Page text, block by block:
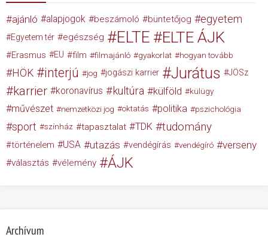
ajánló alapjogok beszámoló büntetőjog egyetem
Egyetem tér egészség ELTE ELTE ÁJK
Erasmus EU film filmajánló gyakorlat hogyan tovább
HÖK interjú jog jogászi karrier Jurátus JÖSz
karrier koronavírus kultúra külföld külügy
művészet nemzetközi jog oktatás politika pszichológia
sport színház tapasztalat TDK tudomány
történelem USA utazás vendégírás vendégíró verseny
választás vélemény ÁJK
Archívum